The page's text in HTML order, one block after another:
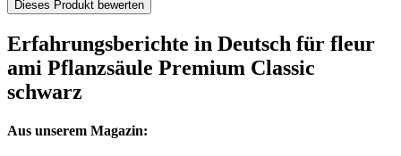
Dieses Produkt bewerten
Erfahrungsberichte in Deutsch für fleur
ami Pflanzsäule Premium Classic
schwarz
Aus unserem Magazin: